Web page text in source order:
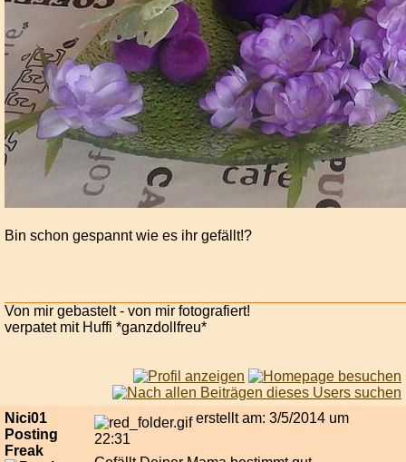
Bin schon gespannt wie es ihr gefällt!?
Von mir gebastelt - von mir fotografiert!
verpatet mit Huffi *ganzdollfreu*
Nici01
Posting
Freak
erstellt am: 3/5/2014 um
22:31